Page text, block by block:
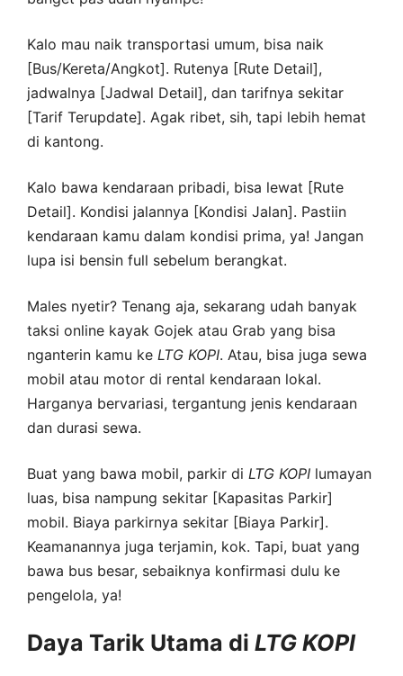
Kalo mau naik transportasi umum, bisa naik
[Bus/Kereta/Angkot]. Rutenya [Rute Detail],
jadwalnya [Jadwal Detail], dan tarifnya sekitar
[Tarif Terupdate]. Agak ribet, sih, tapi lebih hemat
di kantong.
Kalo bawa kendaraan pribadi, bisa lewat [Rute
Detail]. Kondisi jalannya [Kondisi Jalan]. Pastiin
kendaraan kamu dalam kondisi prima, ya! Jangan
lupa isi bensin full sebelum berangkat.
Males nyetir? Tenang aja, sekarang udah banyak
taksi online kayak Gojek atau Grab yang bisa
nganterin kamu ke LTG KOPI. Atau, bisa juga sewa
mobil atau motor di rental kendaraan lokal.
Harganya bervariasi, tergantung jenis kendaraan
dan durasi sewa.
Buat yang bawa mobil, parkir di LTG KOPI lumayan
luas, bisa nampung sekitar [Kapasitas Parkir]
mobil. Biaya parkirnya sekitar [Biaya Parkir].
Keamanannya juga terjamin, kok. Tapi, buat yang
bawa bus besar, sebaiknya konfirmasi dulu ke
pengelola, ya!
Daya Tarik Utama di LTG KOPI